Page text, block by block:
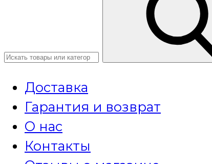
Доставка
Гарантия и возврат
О нас
Контакты